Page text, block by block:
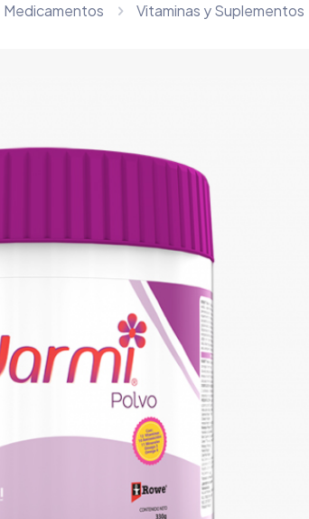
Medicamentos Vitaminas y Suplementos